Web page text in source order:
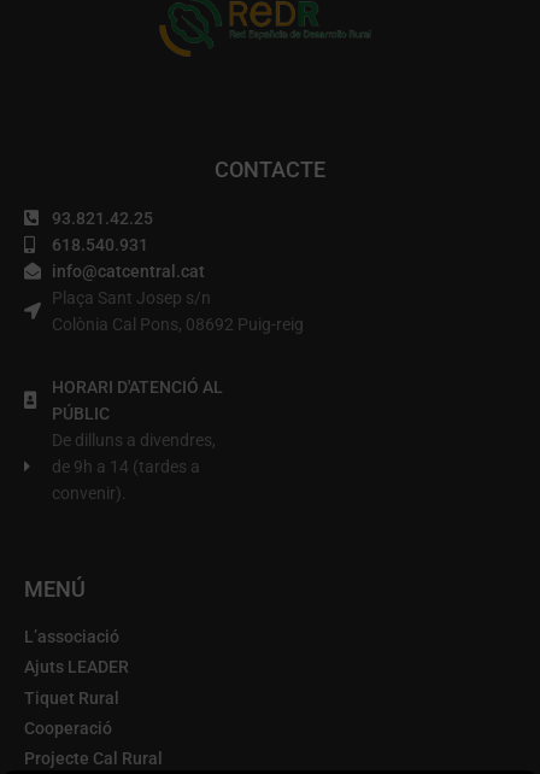
CONTACTE
93.821.42.25
618.540.931
info@catcentral.cat
Plaça Sant Josep s/n
Colònia Cal Pons, 08692 Puig-reig
HORARI D'ATENCIÓ AL
PÚBLIC
De dilluns a divendres,
de 9h a 14 (tardes a
convenir).
MENÚ
L’associació
Ajuts LEADER
Tiquet Rural
Cooperació
Projecte Cal Rural